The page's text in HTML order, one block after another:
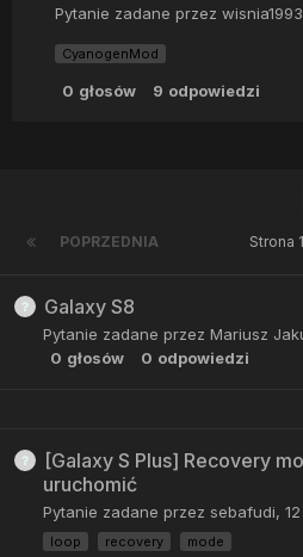
Pytanie zadane przez
CyanogenMod
0 głosów 9 odpowiedzi
POPRZEDNIA Strona
Galaxy S8
Pytanie zadane przez Mariusz
0 głosów 0 odpowiedzi
[Galaxy S Plus] Recovery
uruchomić
Pytanie zadane przez sebafudi,
loop recovery mode